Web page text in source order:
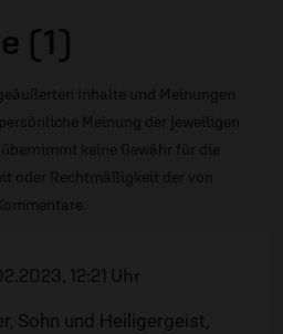
(1)
Inhalte und Meinungen
Meinung der jeweiligen
übernimmt keine Gewähr für die
oder Rechtmäßigkeit der von
12:21 Uhr
Sohn und Heiligergeist,